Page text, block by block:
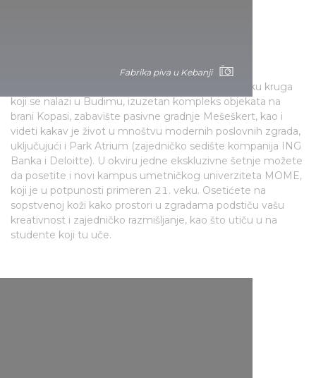
Fabrika piva u Kebanji
U okviru ove ture možete da obiđete hotel u obliku kruga
koji se nalazi u Budimu, izuzetan kompleks objekata na
brani Kopasi, zabavište pasivne gradnje Mešeškert, kao i
videti kakav je život u mnoštvu modernih poslovnih zgrada,
uključujući i Park Atrium (zajedničko sedište kompanija ING
Banka i Deloitte). U okviru jedne ekskluzivne šetnje možete
da posetite i novi kampus umetničkog univerziteta MOME,
koji je u potpunosti primeren 21. veku. Osetićete na
sopstvenoj koži kako prostori u zgradama podstiču vašu
kreativnost i zajedničko razmišljanje, kao što utiču u na
studente koji tu uče.